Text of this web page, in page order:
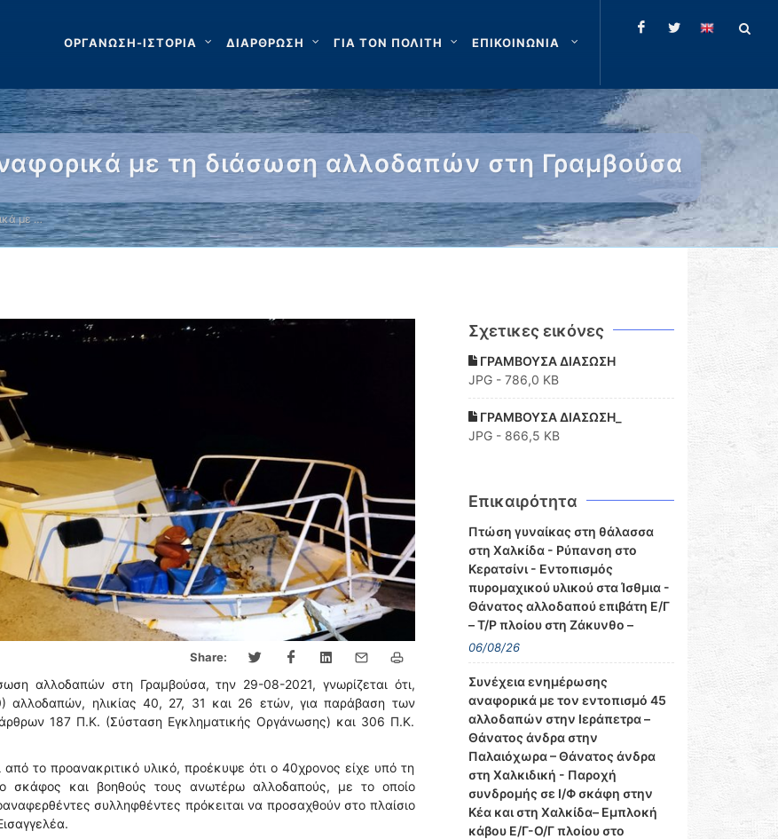
ΟΡΓΑΝΩΣΗ-ΙΣΤΟΡΙΑ ΔΙΑΡΘΡΩΣΗ ΓΙΑ ΤΟΝ ΠΟΛΙΤΗ ΕΠΙΚΟΙΝΩΝΙΑ
με τη διάσωση αλλοδαπών στη Γραμβούσα
με …
Share:
αλλοδαπών στη Γραμβούσα, την 29-08-2021, γνωρίζεται ότι,
αλλοδαπών, ηλικίας 40, 27, 31 και 26 ετών, για παράβαση των
187 Π.Κ. (Σύσταση Εγκληματικής Οργάνωσης) και 306 Π.Κ.
το προανακριτικό υλικό, προέκυψε ότι ο 40χρονος είχε υπό τη
σκάφος και βοηθούς τους ανωτέρω αλλοδαπούς, με το οποίο
συλληφθέντες πρόκειται να προσαχθούν στο πλαίσιο
Σχετικες εικόνες
ΓΡΑΜΒΟΥΣΑ ΔΙΑΣΩΣΗ
JPG - 786,0 KB
ΓΡΑΜΒΟΥΣΑ ΔΙΑΣΩΣΗ_
JPG - 866,5 KB
Επικαιρότητα
Πτώση γυναίκας στη θάλασσα
στη Χαλκίδα - Ρύπανση στο
Κερατσίνι - Εντοπισμός
πυρομαχικού υλικού στα Ίσθμια -
Θάνατος αλλοδαπού επιβάτη Ε/Γ
– Τ/Ρ πλοίου στη Ζάκυνθο –
06/08/26
Συνέχεια ενημέρωσης
αναφορικά με τον εντοπισμό 45
αλλοδαπών στην Ιεράπετρα –
Θάνατος άνδρα στην
Παλαιόχωρα – Θάνατος άνδρα
στη Χαλκιδική - Παροχή
συνδρομής σε Ι/Φ σκάφη στην
Κέα και στη Χαλκίδα– Εμπλοκή
κάβου Ε/Γ-Ο/Γ πλοίου στο